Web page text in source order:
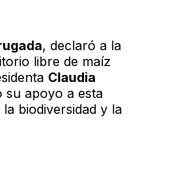
, declaró a la
libre de maíz
Claudia
su apoyo a esta
biodiversidad y la